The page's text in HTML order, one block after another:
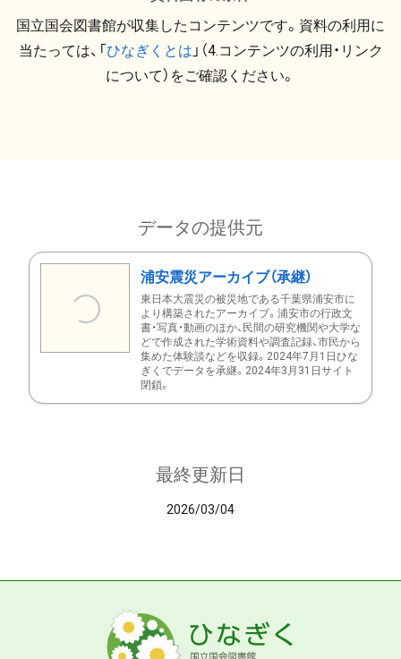
国立国会図書館が収集したコンテンツです。資料の利用に
当たっては、「ひなぎくとは 」（4.コンテンツの利用・リンク
について）をご確認ください。
データの提供元
浦安震災アーカイブ（承継）
東日本大震災の被災地である千葉県浦安市に
より構築されたアーカイブ。浦安市の行政文
書・写真・動画のほか、民間の研究機関や大学な
どで作成された学術資料や調査記録、市民から
集めた体験談などを収録。2024年7月1日ひな
ぎくでデータを承継。2024年3月31日サイト
閉鎖。
最終更新日
2026/03/04